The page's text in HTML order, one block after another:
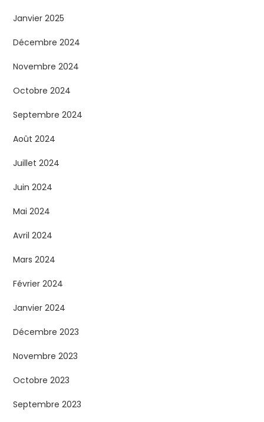
Janvier 2025
Décembre 2024
Novembre 2024
Octobre 2024
Septembre 2024
Août 2024
Juillet 2024
Juin 2024
Mai 2024
Avril 2024
Mars 2024
Février 2024
Janvier 2024
Décembre 2023
Novembre 2023
Octobre 2023
Septembre 2023